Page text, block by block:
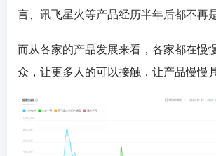
言、讯飞星火等产品经历半年后都不再
而从各家的产品发展来看，各家都在慢
众，让更多人的可以接触，让产品慢慢